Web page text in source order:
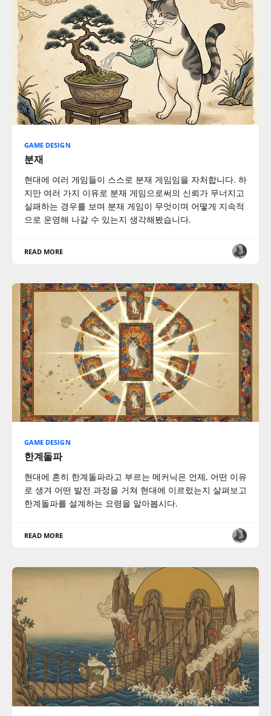
GAME DESIGN
분재
현대에 여러 게임들이 스스로 분재 게임임을 자처합니다. 하
지만 여러 가지 이유로 분재 게임으로써의 신뢰가 무너지고
실패하는 경우를 보며 분재 게임이 무엇이며 어떻게 지속적
으로 운영해 나갈 수 있는지 생각해봤습니다.
READ MORE
GAME DESIGN
한계돌파
현대에 흔히 한계돌파라고 부르는 메커닉은 언제, 어떤 이유
로 생겨 어떤 발전 과정을 거쳐 현대에 이르렀는지 살펴보고
한계돌파를 설계하는 요령을 알아봅시다.
READ MORE